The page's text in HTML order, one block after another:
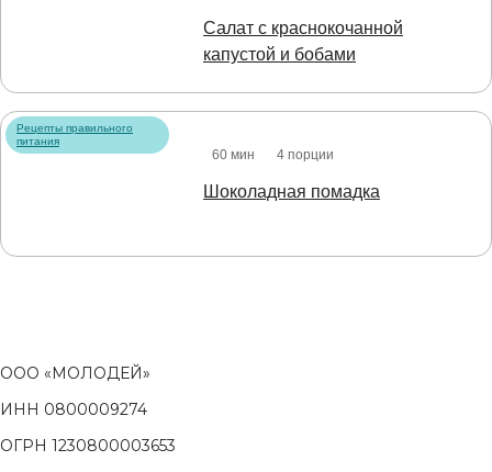
Салат с краснокочанной
капустой и бобами
Рецепты правильного
питания
60 мин 4 порции
Шоколадная помадка
ООО «МОЛОДЕЙ»
ИНН 0800009274
ОГРН 1230800003653